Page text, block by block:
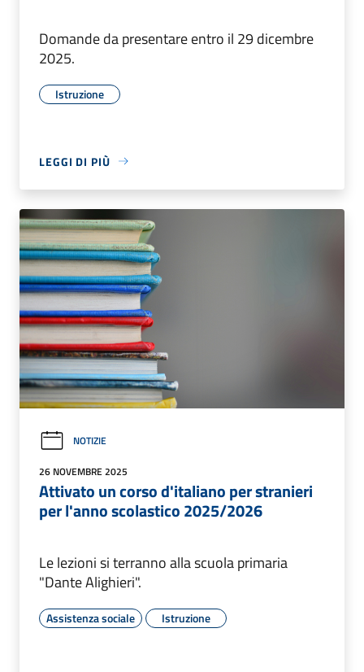
Domande da presentare entro il 29 dicembre
2025.
Istruzione
LEGGI DI PIÙ
NOTIZIE
26 NOVEMBRE 2025
Attivato un corso d'italiano per stranieri
per l'anno scolastico 2025/2026
Le lezioni si terranno alla scuola primaria
"Dante Alighieri".
Assistenza sociale Istruzione